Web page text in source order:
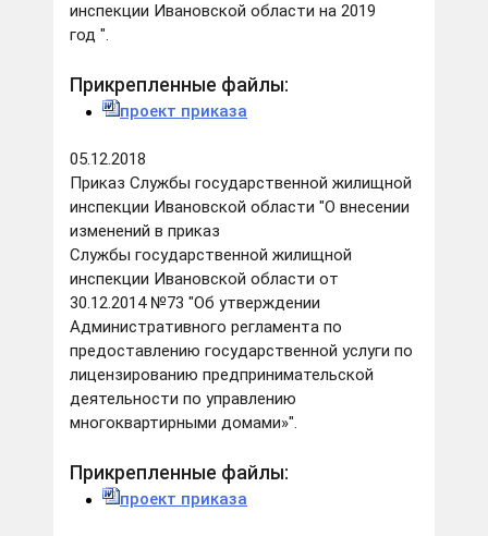
инспекции Ивановской области на 2019
год ".
Прикрепленные файлы:
проект приказа
05.12.2018
Приказ Службы государственной жилищной
инспекции Ивановской области "О внесении
изменений в приказ
Службы государственной жилищной
инспекции Ивановской области от
30.12.2014 №73 "Об утверждении
Административного регламента по
предоставлению государственной услуги по
лицензированию предпринимательской
деятельности по управлению
многоквартирными домами»".
Прикрепленные файлы:
проект приказа